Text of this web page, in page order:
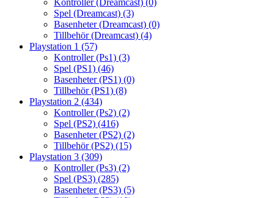
Kontroller (Dreamcast) (0)
Spel (Dreamcast) (3)
Basenheter (Dreamcast) (0)
Tillbehör (Dreamcast) (4)
Playstation 1 (57)
Kontroller (Ps1) (3)
Spel (PS1) (46)
Basenheter (PS1) (0)
Tillbehör (PS1) (8)
Playstation 2 (434)
Kontroller (Ps2) (2)
Spel (PS2) (416)
Basenheter (PS2) (2)
Tillbehör (PS2) (15)
Playstation 3 (309)
Kontroller (Ps3) (2)
Spel (PS3) (285)
Basenheter (PS3) (5)